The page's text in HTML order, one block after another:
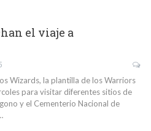
el viaje a
Wizards, la plantilla de los Warriors
para visitar diferentes sitios de
y el Cementerio Nacional de